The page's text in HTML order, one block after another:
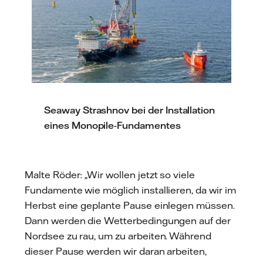
Seaway Strashnov bei der Installation
eines Monopile-Fundamentes
Malte Röder: „Wir wollen jetzt so viele
Fundamente wie möglich installieren, da wir im
Herbst eine geplante Pause einlegen müssen.
Dann werden die Wetterbedingungen auf der
Nordsee zu rau, um zu arbeiten. Während
dieser Pause werden wir daran arbeiten,